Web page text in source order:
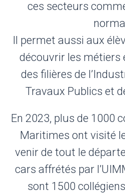
ces secteurs
Il permet aussi aux
découvrir les métiers
des filières de
Travaux Publics et
En 2023, plus de 1000
Maritimes ont visité
venir de tout le
cars affrétés par
sont 1500